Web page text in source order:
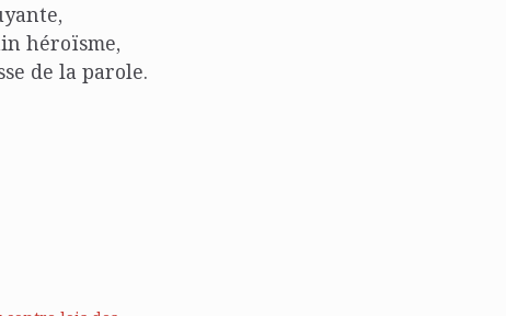
héroïsme,
de la parole.